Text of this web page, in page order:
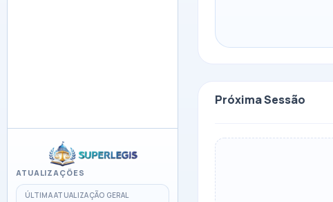
ATUALIZAÇÕES
ÚLTIMA ATUALIZAÇÃO GERAL
Próxima Sessão